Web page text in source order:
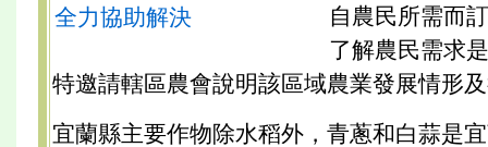
全力協助解決
自農民所需而
了解農民需求
特邀請轄區農會說明該區域農業發展情形
宜蘭縣主要作物除水稻外，青蔥和白蒜是